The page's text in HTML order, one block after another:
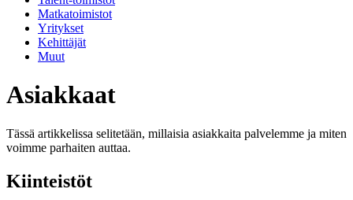
Matkatoimistot
Yritykset
Kehittäjät
Muut
Asiakkaat
Tässä artikkelissa selitetään, millaisia asiakkaita palvelemme ja miten
voimme parhaiten auttaa.
Kiinteistöt